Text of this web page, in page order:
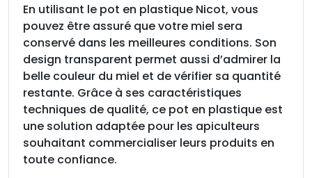
En utilisant le pot en plastique Nicot, vous
pouvez être assuré que votre miel sera
conservé dans les meilleures conditions. Son
design transparent permet aussi d’admirer la
belle couleur du miel et de vérifier sa quantité
restante. Grâce à ses caractéristiques
techniques de qualité, ce pot en plastique est
une solution adaptée pour les apiculteurs
souhaitant commercialiser leurs produits en
toute confiance.